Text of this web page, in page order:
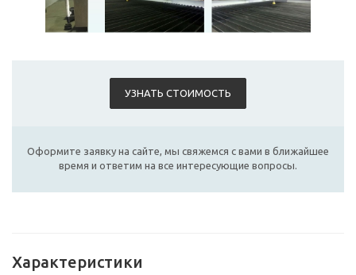
УЗНАТЬ СТОИМОСТЬ
Оформите заявку на сайте, мы свяжемся с вами в ближайшее
время и ответим на все интересующие вопросы.
Характеристики